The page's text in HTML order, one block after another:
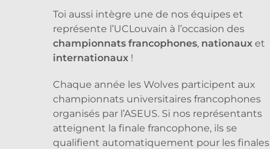
Toi aussi intègre une de nos équipes et
représente l’UCLouvain à l’occasion des
championnats francophones, nationaux et
internationaux !
Chaque année les Wolves participent aux
championnats universitaires francophones
organisés par l’ASEUS. Si nos représentants
atteignent la finale francophone, ils se
qualifient automatiquement pour les finales